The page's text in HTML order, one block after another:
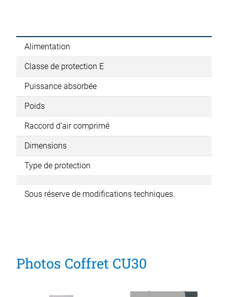
Alimentation
Classe de protection E
Puissance absorbée
Poids
Raccord d’air comprimé
Dimensions
Type de protection
Sous réserve de modifications techniques.
Photos Coffret CU30